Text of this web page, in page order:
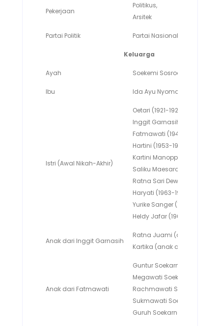
Pekerjaan
Politikus,
Arsitek
Partai Politik Partai Nasional Indonesia
Keluarga
Ayah Soekemi Sosrodihardjo
Ibu Ida Ayu Nyoman Rai
Istri (Awal Nikah-Akhir)
Oetari (1921-1923)
Inggit Garnasih (1923-1943)
Fatmawati (1943-1970)
Hartini (1953-1970)
Kartini Manoppo (1959-1968)
Saliku Maesaroh (1958-1959)
Ratna Sari Dewi (1962-1970)
Haryati (1963-1966)
Yurike Sanger (1964-1968)
Heldy Jafar (1966-1969)
Anak dari Inggit Garnasih
Ratna Juami (anak angkat)
Kartika (anak angkat)
Anak dari Fatmawati
Guntur Soekarnoputra
Megawati Soekarnoputri
Rachmawati Soekarnoputri
Sukmawati Soekarnoputri
Guruh Soekarnoputra